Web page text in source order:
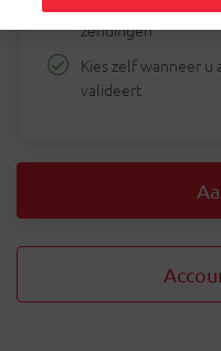
zendingen
Kies zelf wanneer
valideert